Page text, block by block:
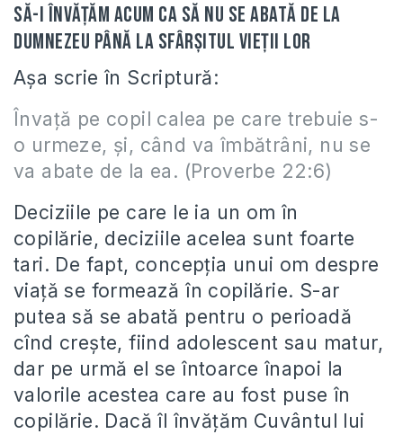
Să-i învățăm acum ca să nu se abată de la
Dumnezeu până la sfârșitul vieții lor
Așa scrie în Scriptură:
Învaţă pe copil calea pe care trebuie s-
o urmeze, şi, când va îmbătrâni, nu se
va abate de la ea. (Proverbe 22:6)
Deciziile pe care le ia un om în
copilărie, deciziile acelea sunt foarte
tari. De fapt, concepția unui om despre
viață se formează în copilărie. S-ar
putea să se abată pentru o perioadă
cînd crește, fiind adolescent sau matur,
dar pe urmă el se întoarce înapoi la
valorile acestea care au fost puse în
copilărie. Dacă îl învățăm Cuvântul lui